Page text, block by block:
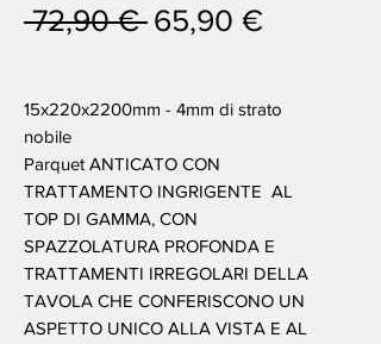
72,90 € Prezzo
65,90 €Prezzo
15x220x2200mm - 4mm di strato
nobile
Parquet ANTICATO CON
TRATTAMENTO INGRIGENTE AL
TOP DI GAMMA, CON
SPAZZOLATURA PROFONDA E
TRATTAMENTI IRREGOLARI DELLA
TAVOLA CHE CONFERISCONO UN
ASPETTO UNICO ALLA VISTA E AL